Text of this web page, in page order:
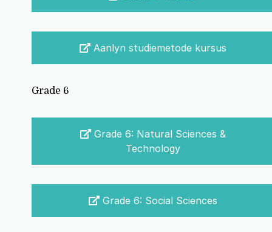
Aanlyn studiemetode kursus
Grade 6
Grade 6: Natural Sciences &
Technology
Grade 6: Social Sciences